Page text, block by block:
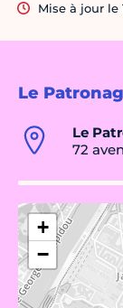
Le
Le
72
+
−
Mise à jour le